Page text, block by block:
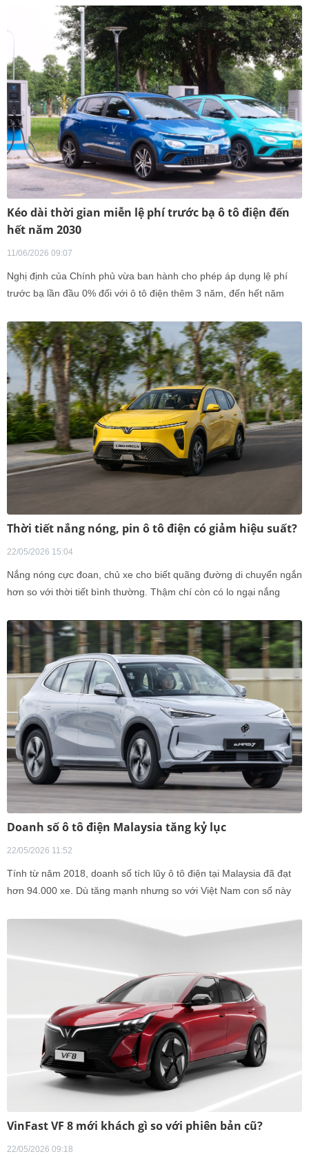
Kéo dài thời gian miễn lệ phí trước bạ ô tô điện đến
hết năm 2030
11/06/2026 09:07
Nghị định của Chính phủ vừa ban hành cho phép áp dụng lệ phí
trước bạ lần đầu 0% đối với ô tô điện thêm 3 năm, đến hết năm
Thời tiết nắng nóng, pin ô tô điện có giảm hiệu suất?
22/05/2026 15:04
Nắng nóng cực đoan, chủ xe cho biết quãng đường di chuyển ngắn
hơn so với thời tiết bình thường. Thậm chí còn có lo ngại nắng
Doanh số ô tô điện Malaysia tăng kỷ lục
22/05/2026 11:52
Tính từ năm 2018, doanh số tích lũy ô tô điện tại Malaysia đã đạt
hơn 94.000 xe. Dù tăng mạnh nhưng so với Việt Nam con số này
VinFast VF 8 mới khách gì so với phiên bản cũ?
22/05/2026 09:18